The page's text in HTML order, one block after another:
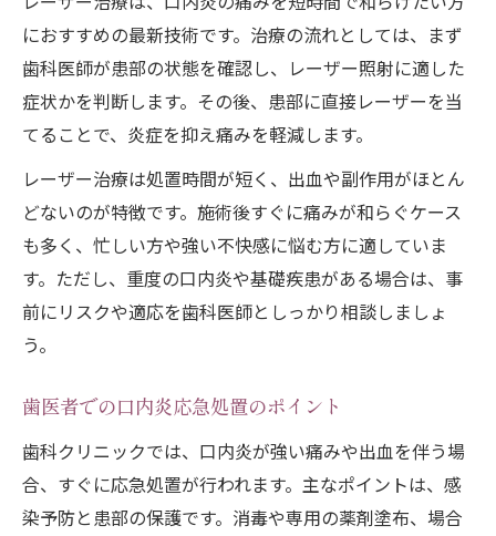
におすすめの最新技術です。治療の流れとしては、まず
歯科医師が患部の状態を確認し、レーザー照射に適した
症状かを判断します。その後、患部に直接レーザーを当
てることで、炎症を抑え痛みを軽減します。
レーザー治療は処置時間が短く、出血や副作用がほとん
どないのが特徴です。施術後すぐに痛みが和らぐケース
も多く、忙しい方や強い不快感に悩む方に適していま
す。ただし、重度の口内炎や基礎疾患がある場合は、事
前にリスクや適応を歯科医師としっかり相談しましょ
う。
歯医者での口内炎応急処置のポイント
歯科クリニックでは、口内炎が強い痛みや出血を伴う場
合、すぐに応急処置が行われます。主なポイントは、感
染予防と患部の保護です。消毒や専用の薬剤塗布、場合